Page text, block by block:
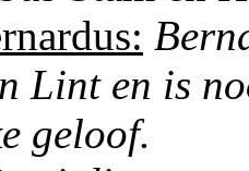
Lint en is
geloof.